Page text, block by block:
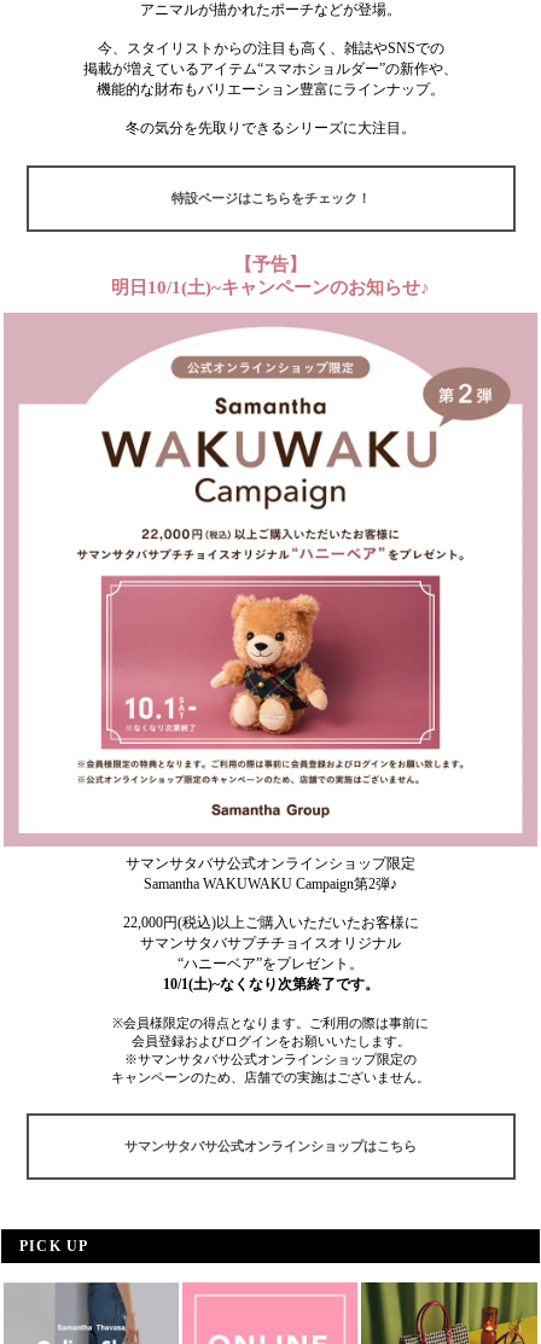
アニマルが描かれたポーチなどが登場。
今、スタイリストからの注目も高く、雑誌やSNSでの
掲載が増えているアイテム“スマホショルダー”の新作や、
機能的な財布もバリエーション豊富にラインナップ。
冬の気分を先取りできるシリーズに大注目。
特設ページはこちらをチェック！
【予告】
明日10/1(土)~キャンペーンのお知らせ♪
サマンサタバサ公式オンラインショップ限定
Samantha WAKUWAKU Campaign第2弾♪
22,000円(税込)以上ご購入いただいたお客様に
サマンサタバサプチチョイスオリジナル
“ハニーベア”をプレゼント。
10/1(土)~なくなり次第終了です。
※会員様限定の得点となります。ご利用の際は事前に
会員登録およびログインをお願いいたします。
※サマンサタバサ公式オンラインショップ限定の
キャンペーンのため、店舗での実施はございません。
サマンサタバサ公式オンラインショップはこちら
PICK UP